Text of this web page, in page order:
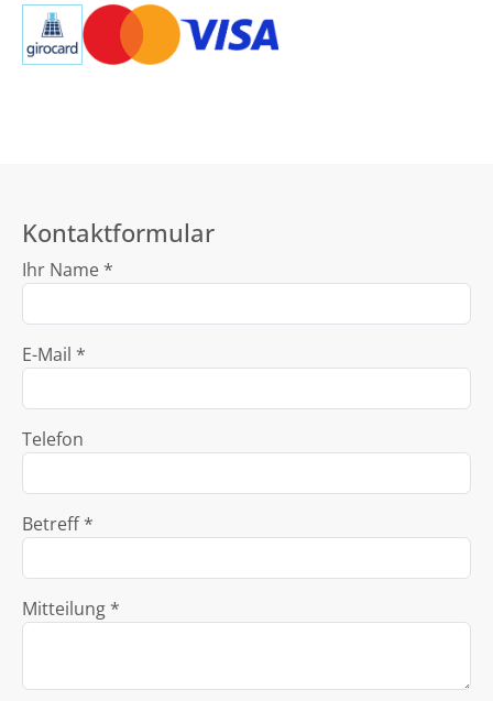
Kontaktformular
Ihr Name *
E-Mail *
Telefon
Betreff *
Mitteilung *